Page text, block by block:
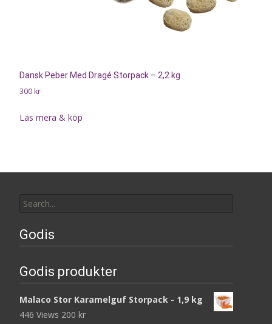
Dansk Peber Med Dragé Storpack – 2,2 kg
300 kr
Läs mera & köp
for:
Godis
Godis produkter
Malaco Stor Karamelguf Storpack - 1,9 kg
446 Views 200 kr